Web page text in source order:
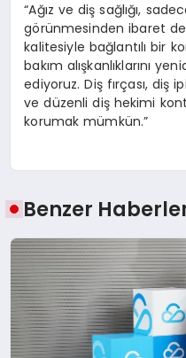
“Ağız ve diş sağlığı,
görünmesinden ibaret
kalitesiyle bağlantılı bir
bakım alışkanlıklarını
ediyoruz. Diş fırçası, diş
ve düzenli diş hekimi
korumak mümkün.”
Benzer